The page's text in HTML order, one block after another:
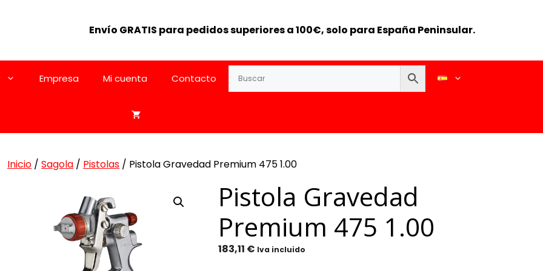
Envío GRATIS para pedidos superiores a 100€, solo para España Peninsular.
Empresa Mi cuenta Contacto
Inicio / Sagola / Pistolas / Pistola Gravedad Premium 475 1.00
Pistola Gravedad
Premium 475 1.00
183,11 € Iva incluido